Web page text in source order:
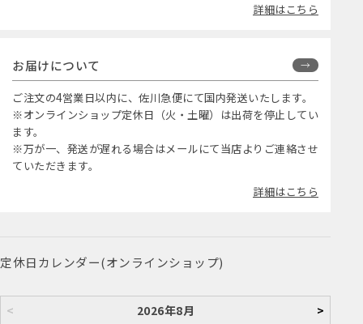
詳細はこちら
お届けについて
ご注文の4営業日以内に、佐川急便にて国内発送いたします。
※オンラインショップ定休日（火・土曜）は出荷を停止してい
ます。
※万が一、発送が遅れる場合はメールにて当店よりご連絡させ
ていただきます。
詳細はこちら
定休日カレンダー(オンラインショップ)
< 2026年8月 >